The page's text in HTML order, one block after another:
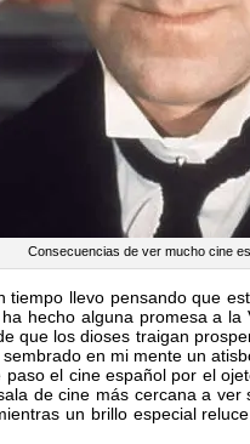
Consecuencias de ver mucho cine
tiempo llevo pensando que
hecho alguna promesa a
que los dioses traigan
en mi mente un
el cine español por el
de cine más cercana a
un brillo especial